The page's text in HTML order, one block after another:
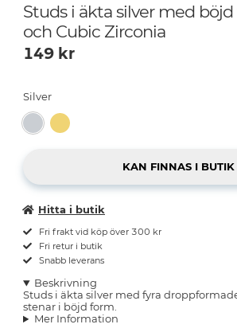
Studs i äkta silver med
och Cubic Zirconia
149 kr
Silver
Hitta i butik
Fri frakt vid köp över 300 kr
Fri retur i butik
Snabb leverans
Beskrivning
Studs i äkta silver med fyra
stenar i böjd form.
Mer Information